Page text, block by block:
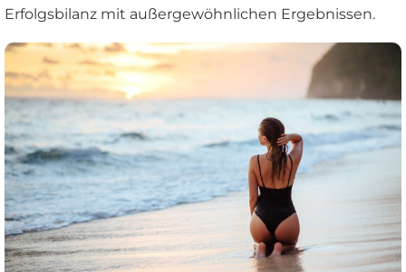
Erfolgsbilanz mit außergewöhnlichen Ergebnissen.